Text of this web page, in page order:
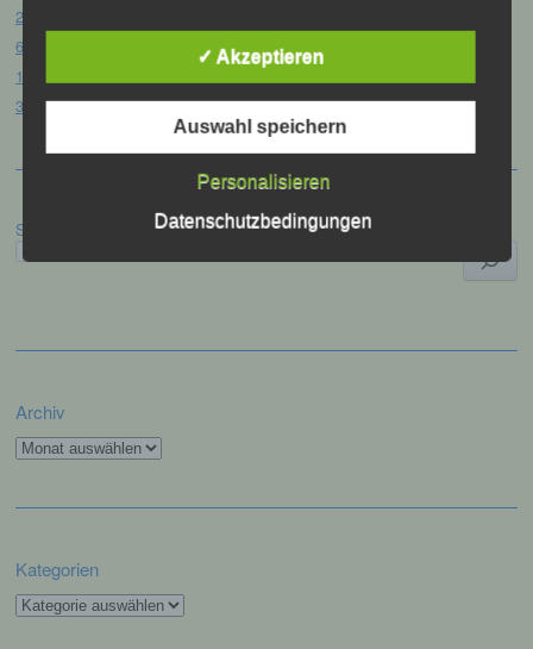
20. Goldener Steig-Lauf – Stozec/Tusset, 01.08.2026
61. Bergsportfest – Ortenburg, 26.07.2026
12. Loser Berglauf – Altaussee/Österreich, 25.07.2026
32. Sommerbiathlon – Passau, 18.07.2026
Suchen
Archiv
Archiv
Kategorien
Kategorien
d) Einschränkung der Verarbeitung
Einschränkung der Verarbeitung ist die
Markierung gespeicherter
bezüglich Arbeitsleistung, wirtschaftlicher
Aufenthaltsort oder Ortswechsel dieser
✓ Akzeptieren
Auswahl speichern
Personalisieren
Datenschutzbedingungen